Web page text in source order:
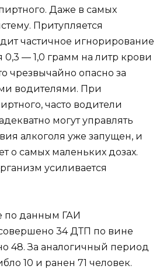
Даже в самых
Притупляется
частичное игнорирование
0,3 — 1,0 грамм на литр крови
чрезвычайно опасно за
водителями. При
часто водители
могут управлять
алкоголя уже запущен, и
о самых маленьких дозах.
усиливается
по данным ГАИ
34 ДТП по вине
48. За аналогичный период
10 и ранен 71 человек.